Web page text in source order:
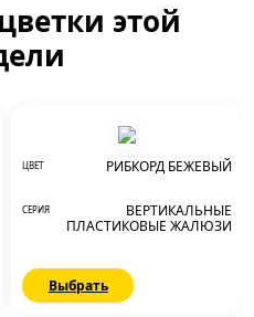
этой
ЦВЕТ РИБКОРД БЕЖЕВЫЙ
СЕРИЯ
ВЕРТИКАЛЬНЫЕ
ПЛАСТИКОВЫЕ ЖАЛЮЗИ
Выбрать